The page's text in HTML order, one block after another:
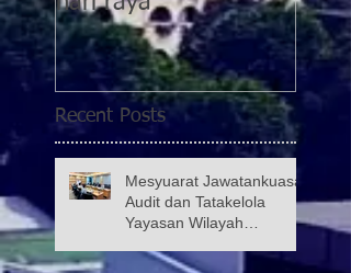
Recent Posts
Mesyuarat Jawatankuasa
Audit dan Tatakelola
Yayasan Wilayah